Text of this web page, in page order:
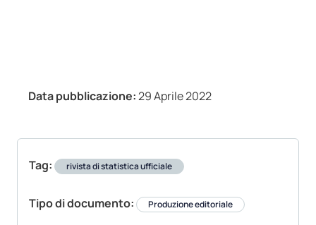
Data pubblicazione:29 Aprile 2022
Tag: rivista di statistica ufficiale
Tipo di documento: Produzione editoriale